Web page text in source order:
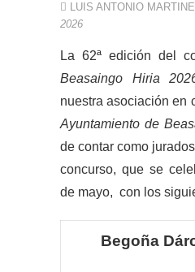
LUIS ANTONIO
2026
La 62ª edición del
Beasaingo Hiria
nuestra asociación en
Ayuntamiento de
de contar como
concurso, que se
de mayo, con los
Begoña